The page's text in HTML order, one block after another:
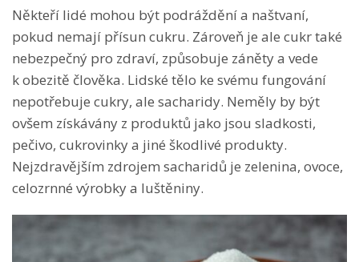
Někteří lidé mohou být podráždění a naštvaní,
pokud nemají přísun cukru. Zároveň je ale cukr také
nebezpečný pro zdraví, způsobuje záněty a vede
k obezitě člověka. Lidské tělo ke svému fungování
nepotřebuje cukry, ale sacharidy. Neměly by být
ovšem získávány z produktů jako jsou sladkosti,
pečivo, cukrovinky a jiné škodlivé produkty.
Nejzdravějším zdrojem sacharidů je zelenina, ovoce,
celozrnné výrobky a luštěniny.